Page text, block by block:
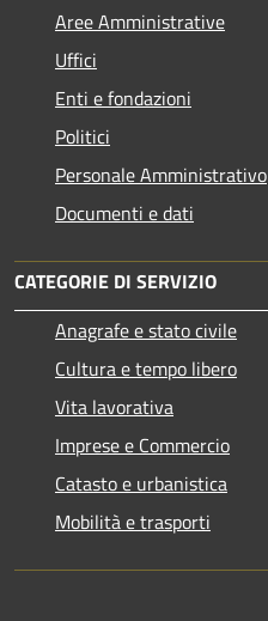
Aree Amministrative
Uffici
Enti e fondazioni
Politici
Personale Amministrativo
Documenti e dati
CATEGORIE DI SERVIZIO
Anagrafe e stato civile
Cultura e tempo libero
Vita lavorativa
Imprese e Commercio
Catasto e urbanistica
Mobilità e trasporti